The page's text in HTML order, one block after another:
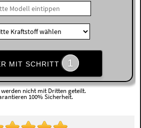
MIT SCHRITT 1
werden nicht mit Dritten geteilt.
100% Sicherheit.